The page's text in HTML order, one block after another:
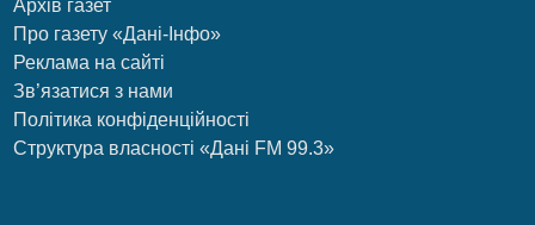
Архів газет
Про газету «Дані-Інфо»
Реклама на сайті
Зв’язатися з нами
Політика конфіденційності
Структура власності «Дані FM 99.3»